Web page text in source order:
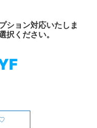
ション対応いたしま
択ください。